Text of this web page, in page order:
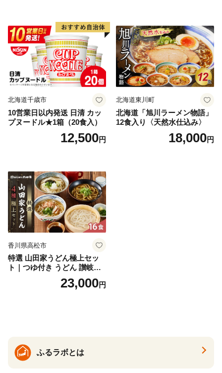
北海道千歳市
10営業日以内発送 日清 カッ
プヌードル★1箱（20食入）
12,500円
北海道東川町
北海道「旭川ラーメン物語」
12食入り〈天然水仕込み〉
18,000円
香川県高松市
特選 山田家うどん極上セッ
ト｜つゆ付き うどん 讃岐う
どん さぬきうどん 生麵 うど
んセット カレーうどん 生う
23,000円
ふるラボとは